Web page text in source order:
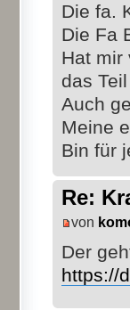
Die fa.
Die Fa
Hat mir
das
Auch
Meine
Bin für
Re:
von
Der
https://